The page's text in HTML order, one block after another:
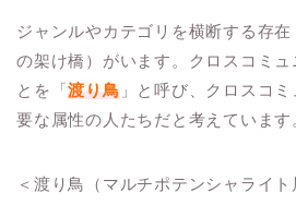
ジャンルやカテゴリを横断する存
の架け橋）がいます。クロスコミュ
とを「渡り鳥 」と呼び、クロスコ
要な属性の人たちだと考えています
＜渡り鳥（マルチポテンシャライト